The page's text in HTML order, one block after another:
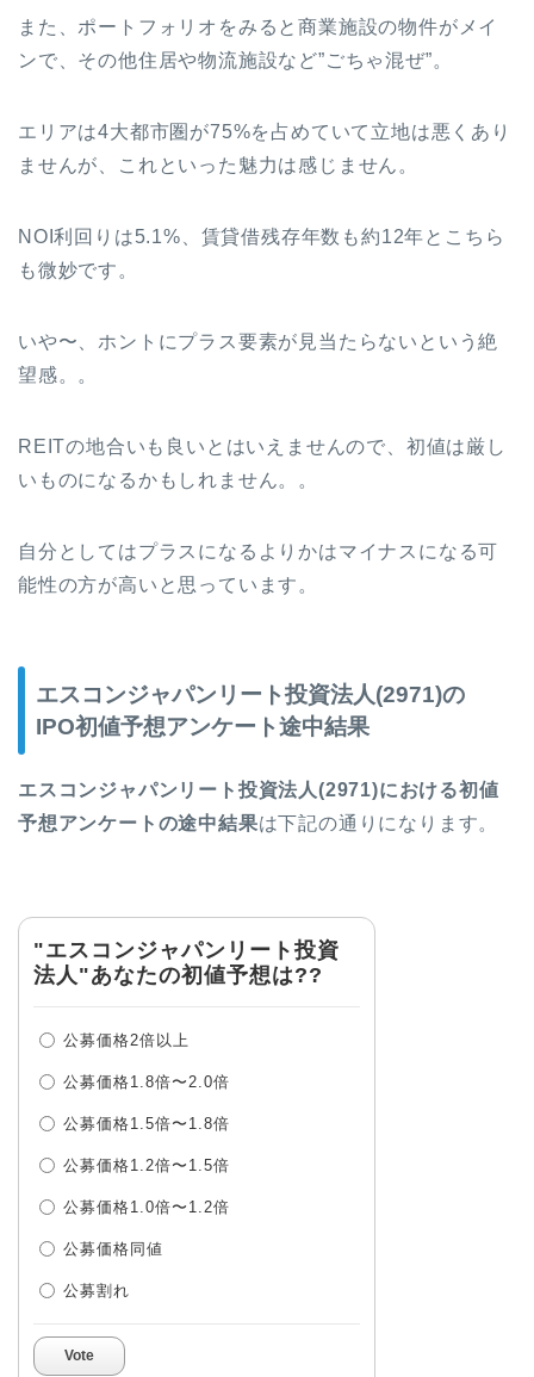
また、ポートフォリオをみると商業施設の物件がメイ
ンで、その他住居や物流施設など”ごちゃ混ぜ”。
エリアは4大都市圏が75%を占めていて立地は悪くあり
ませんが、これといった魅力は感じません。
NOI利回りは5.1%、賃貸借残存年数も約12年とこちら
も微妙です。
いや〜、ホントにプラス要素が見当たらないという絶
望感。。
REITの地合いも良いとはいえませんので、初値は厳し
いものになるかもしれません。。
自分としてはプラスになるよりかはマイナスになる可
能性の方が高いと思っています。
エスコンジャパンリート投資法人(2971)の
IPO初値予想アンケート途中結果
エスコンジャパンリート投資法人(2971)における初値
予想アンケートの途中結果は下記の通りになります。
"エスコンジャパンリート投資
法人"あなたの初値予想は??
公募価格2倍以上
公募価格1.8倍〜2.0倍
公募価格1.5倍〜1.8倍
公募価格1.2倍〜1.5倍
公募価格1.0倍〜1.2倍
公募価格同値
公募割れ
Vote